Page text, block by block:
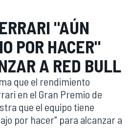
"AÚN
POR HACER"
A RED BULL
que el rendimiento
en el Gran Premio de
que el equipo tiene
por hacer" para alcanzar a